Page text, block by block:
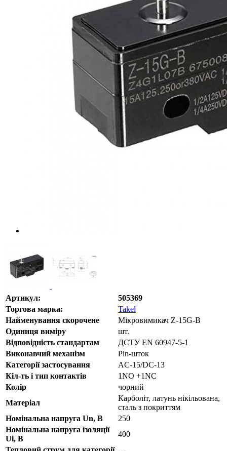
Артикул:
505369
Торгова марка:
Takel
Найменування скорочене
Мікровимикач Z-15G-B
Одиниця виміру
шт.
Відповідність стандартам
ДСТУ EN 60947-5-1
Виконавчий механізм
Pin-шток
Категорії застосування
AC-15/DC-13
Кіл-ть і тип контактів
1NO +1NC
Колір
чорний
Матеріал
Карболіт, латунь нікільована,
сталь з покриттям
Номінальна напруга Un, В
250
Номінальна напруга ізоляції
Ui, В
400